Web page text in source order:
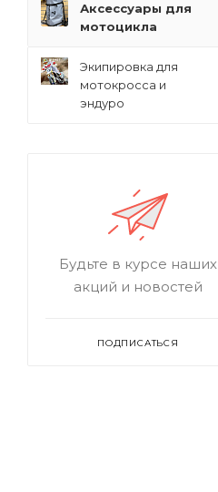
Аксессуары для
мотоцикла
Экипировка для
мотокросса и
эндуро
Будьте в курсе наших
акций и новостей
ПОДПИСАТЬСЯ